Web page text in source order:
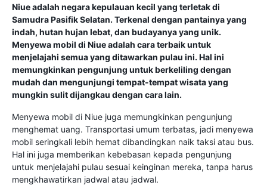
Niue adalah negara kepulauan kecil yang terletak di
Samudra Pasifik Selatan. Terkenal dengan pantainya yang
indah, hutan hujan lebat, dan budayanya yang unik.
Menyewa mobil di Niue adalah cara terbaik untuk
menjelajahi semua yang ditawarkan pulau ini. Hal ini
memungkinkan pengunjung untuk berkeliling dengan
mudah dan mengunjungi tempat-tempat wisata yang
mungkin sulit dijangkau dengan cara lain.
Menyewa mobil di Niue juga memungkinkan pengunjung
menghemat uang. Transportasi umum terbatas, jadi menyewa
mobil seringkali lebih hemat dibandingkan naik taksi atau bus.
Hal ini juga memberikan kebebasan kepada pengunjung
untuk menjelajahi pulau sesuai keinginan mereka, tanpa harus
mengkhawatirkan jadwal atau jadwal.